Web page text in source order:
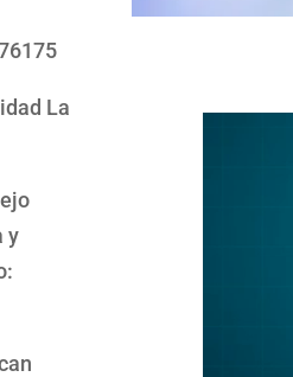
La
y